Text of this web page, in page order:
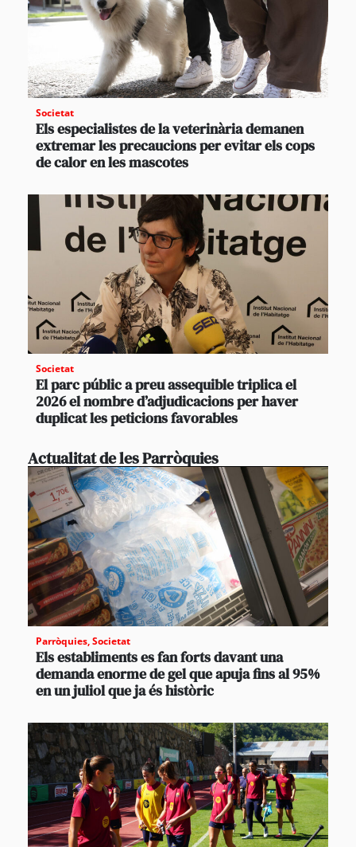
Societat
Els especialistes de la veterinària demanen
extremar les precaucions per evitar els cops
de calor en les mascotes
Societat
El parc públic a preu assequible triplica el
2026 el nombre d’adjudicacions per haver
duplicat les peticions favorables
Actualitat de les Parròquies
Parròquies,Societat
Els establiments es fan forts davant una
demanda enorme de gel que apuja fins al 95%
en un juliol que ja és històric